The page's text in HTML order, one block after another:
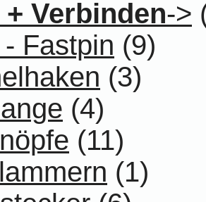
Verbinden->
Fastpin (9)
(3)
(4)
(11)
(1)